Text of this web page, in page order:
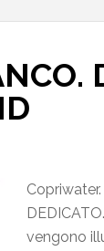
vengono